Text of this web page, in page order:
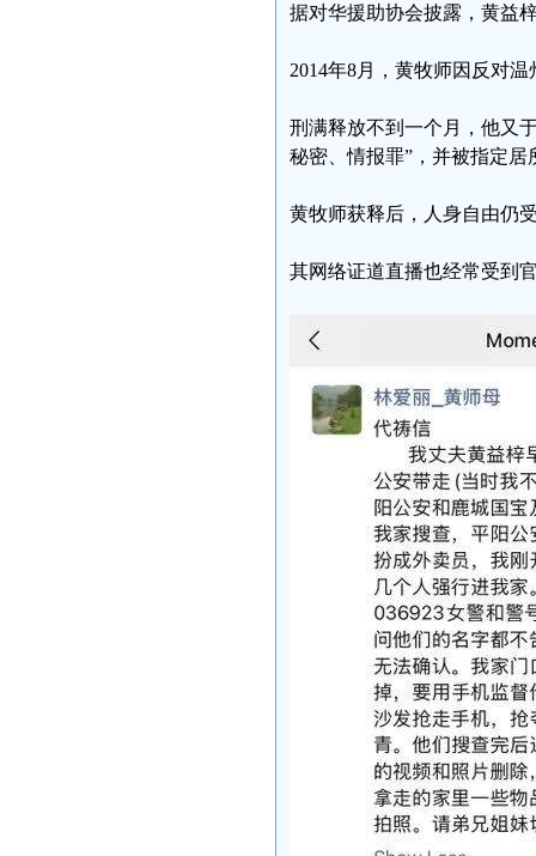
据对华援助协会披露，黄益
2014年8月，黄牧师因反对
刑满释放不到一个月，他又
秘密、情报罪”，并被指定
黄牧师获释后，人身自由仍
其网络证道直播也经常受到